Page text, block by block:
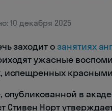
10 декабря 2025
заходит озанятиях
ужасные
испещренных
опубликованной в
Стивен Норт